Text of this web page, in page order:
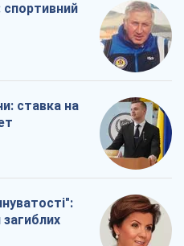
спортивний
ставка на